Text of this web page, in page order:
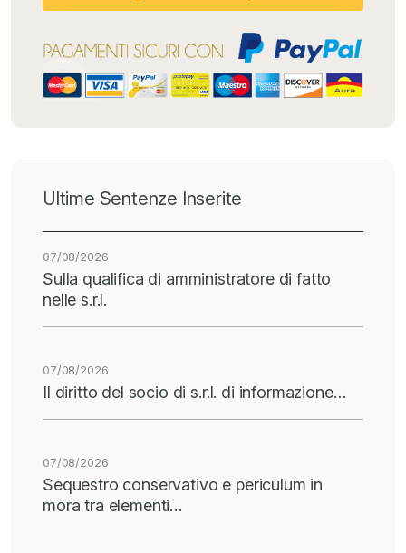
Ultime Sentenze Inserite
07/08/2026
Sulla qualifica di amministratore di fatto
nelle s.r.l.
07/08/2026
Il diritto del socio di s.r.l. di informazione…
07/08/2026
Sequestro conservativo e periculum in
mora tra elementi…